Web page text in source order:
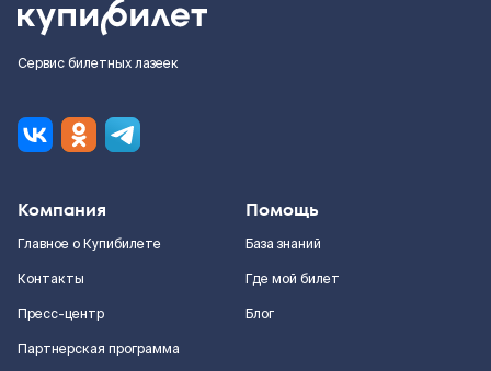
Сервис билетных лазеек
Компания
Главное о Купибилете
Контакты
Пресс-центр
Партнерская программа
Помощь
База знаний
Где мой билет
Блог